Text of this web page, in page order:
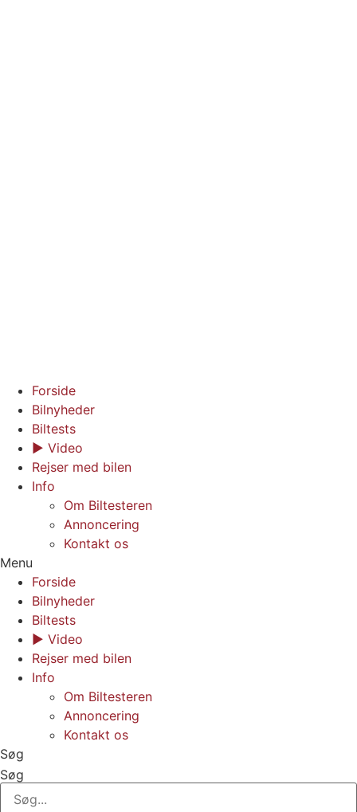
Forside
Bilnyheder
Biltests
▶︎ Video
Rejser med bilen
Info
Om Biltesteren
Annoncering
Kontakt os
Menu
Forside
Bilnyheder
Biltests
▶︎ Video
Rejser med bilen
Info
Om Biltesteren
Annoncering
Kontakt os
Søg
Søg